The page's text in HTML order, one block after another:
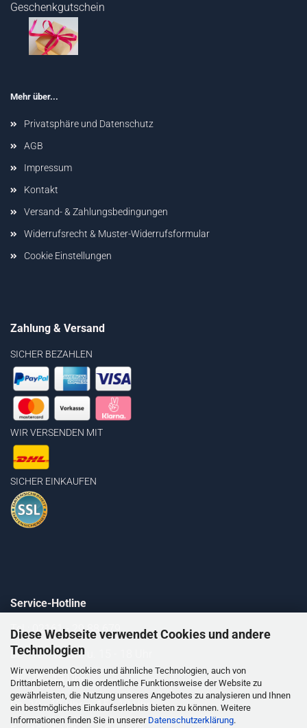
Diese Webseite verwendet Cookies und andere
Technologien
Wir verwenden Cookies und ähnliche Technologien, auch von
Drittanbietern, um die ordentliche Funktionsweise der Website zu
gewährleisten, die Nutzung unseres Angebotes zu analysieren und Ihnen
ein bestmögliches Einkaufserlebnis bieten zu können. Weitere
Informationen finden Sie in unserer Datenschutzerklärung.
Geschenkgutschein
Mehr über...
Privatsphäre und Datenschutz
AGB
Impressum
Kontakt
Versand- & Zahlungsbedingungen
Widerrufsrecht & Muster-Widerrufsformular
Cookie Einstellungen
Zahlung & Versand
SICHER BEZAHLEN
WIR VERSENDEN MIT
SICHER EINKAUFEN
Service-Hotline
Tel.: 02161 - 29 88 679
Di. 10 - 12 Uhr u. 15 - 18 Uhr
Mi. 10 - 13 Uhr
Do. 10 - 12 Uhr u. 15 - 18 Uhr